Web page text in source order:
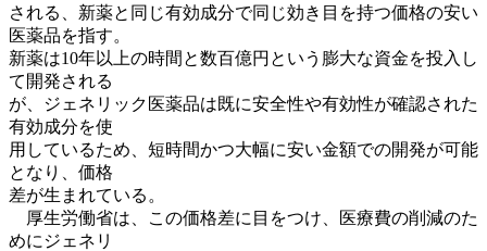
される、新薬と同じ有効成分で同じ効き目を持つ価格の安い
医薬品を指す。
新薬は10年以上の時間と数百億円という膨大な資金を投入し
て開発される
が、ジェネリック医薬品は既に安全性や有効性が確認された
有効成分を使
用しているため、短時間かつ大幅に安い金額での開発が可能
となり、価格
差が生まれている。
厚生労働省は、この価格差に目をつけ、医療費の削減のた
めにジェネリ